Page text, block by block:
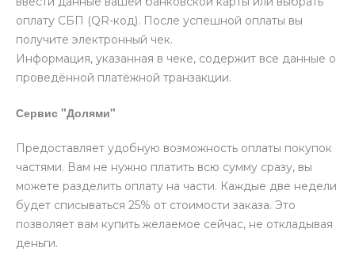
оплату СБП (QR-код). После успешной оплаты вы
получите электронный чек.
Информация, указанная в чеке, содержит все данные о
проведённой платёжной транзакции.
Сервис "Долями"
Предоставляет удобную возможность оплаты покупок
частями. Вам не нужно платить всю сумму сразу, вы
можете разделить оплату на части. Каждые две недели
будет списываться 25% от стоимости заказа. Это
позволяет вам купить желаемое сейчас, не откладывая
деньги.